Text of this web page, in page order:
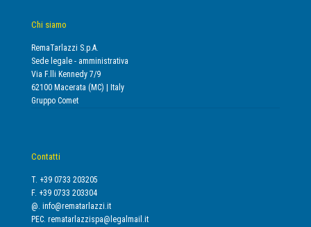
Chi siamo
RemaTarlazzi S.p.A.
Sede legale - amministrativa
Via F.lli Kennedy 7/9
62100 Macerata (MC) | Italy
Gruppo Comet
Contatti
T. +39 0733 203205
F. +39 0733 203304
@. info@rematarlazzi.it
PEC. rematarlazzispa@legalmail.it